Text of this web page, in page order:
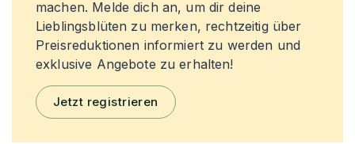
machen. Melde dich an, um dir deine
Lieblingsblüten zu merken, rechtzeitig über
Preisreduktionen informiert zu werden und
exklusive Angebote zu erhalten!
Jetzt registrieren